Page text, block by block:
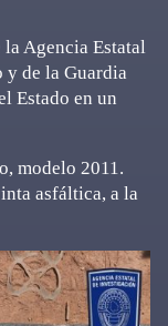
Agencia Estatal
de la Guardia
Estado en un
modelo 2011.
asfáltica, a la